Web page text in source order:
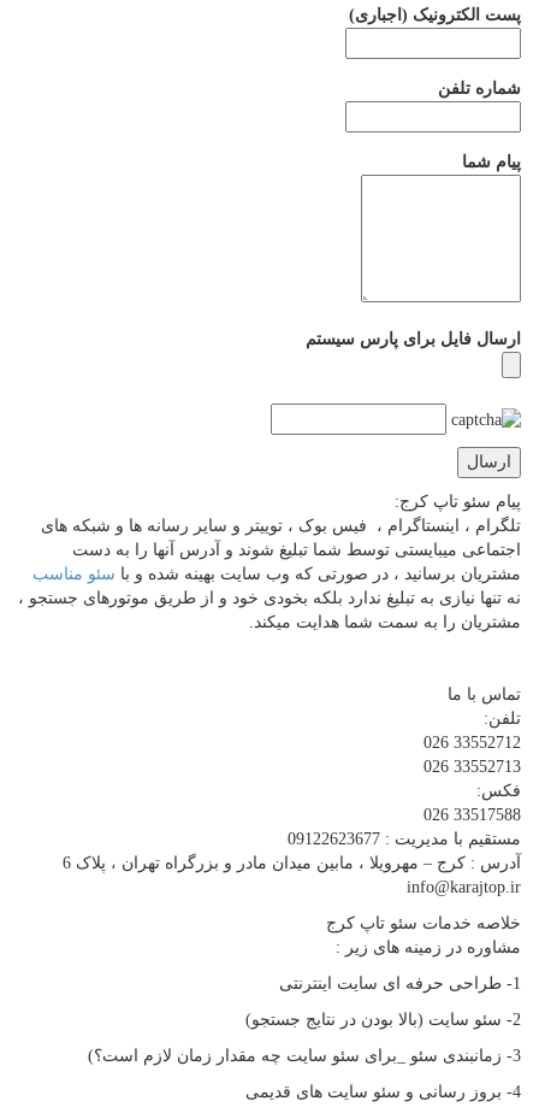
پست الکترونیک (اجباری)
شماره تلفن
پیام شما
ارسال فایل برای پارس سیستم
پیام سئو تاپ کرج:
تلگرام ، اینستاگرام ، فیس بوک ، توییتر و سایر رسانه ها و شبکه های
اجتماعی میبایستی توسط شما تبلیغ شوند و آدرس آنها را به دست
مشتریان برسانید ، در صورتی که وب سایت بهینه شده و با سئو مناسب
نه تنها نیازی به تبلیغ ندارد بلکه بخودی خود و از طریق موتورهای جستجو ،
مشتریان را به سمت شما هدایت میکند.
تماس با ما
تلفن:
33552712 026
33552713 026
فکس:
33517588 026
مستقیم با مدیریت : 09122623677
آدرس : کرج – مهرویلا ، مابین میدان مادر و بزرگراه تهران ، پلاک 6
info@karajtop.ir
خلاصه خدمات سئو تاپ کرج
مشاوره در زمینه های زیر :
1- طراحی حرفه ای سایت اینترنتی
2- سئو سایت (بالا بودن در نتایج جستجو)
3- زمانبندی سئو _برای سئو سایت چه مقدار زمان لازم است؟)
4- بروز رسانی و سئو سایت های قدیمی